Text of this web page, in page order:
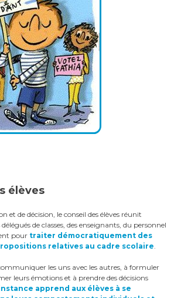
élèves
et de décision, le conseil des élèves réunit
de classes, des enseignants, du personnel
pour traiter démocratiquement des
relatives au cadre scolaire
les uns avec les autres, à formuler
leurs émotions et à prendre des décisions
apprend aux élèves à se